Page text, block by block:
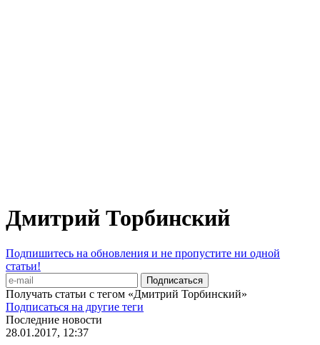
Дмитрий Торбинский
Подпишитесь на обновления и не пропустите ни одной
статьи!
Получать статьи с тегом «Дмитрий Торбинский»
Подписаться на другие теги
Последние новости
28.01.2017, 12:37